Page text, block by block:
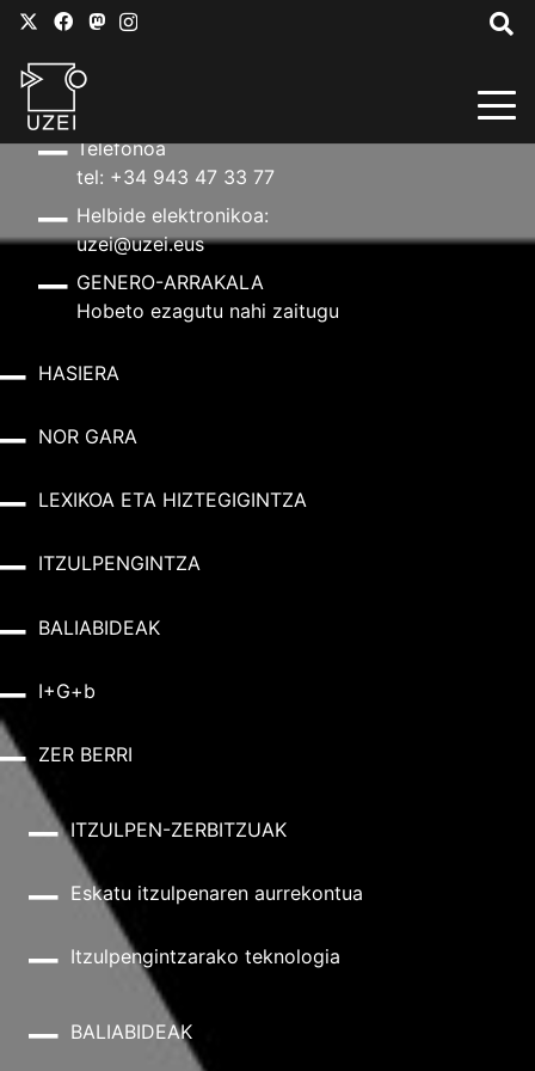
Helbidea
Telefonoa
tel: +34 943 47 33 77
Helbide elektronikoa:
uzei@uzei.eus
GENERO-ARRAKALA
Hobeto ezagutu nahi zaitugu
HASIERA
NOR GARA
LEXIKOA ETA HIZTEGIGINTZA
ITZULPENGINTZA
BALIABIDEAK
I+G+b
ZER BERRI
ITZULPEN-ZERBITZUAK
Eskatu itzulpenaren aurrekontua
Itzulpengintzarako teknologia
BALIABIDEAK